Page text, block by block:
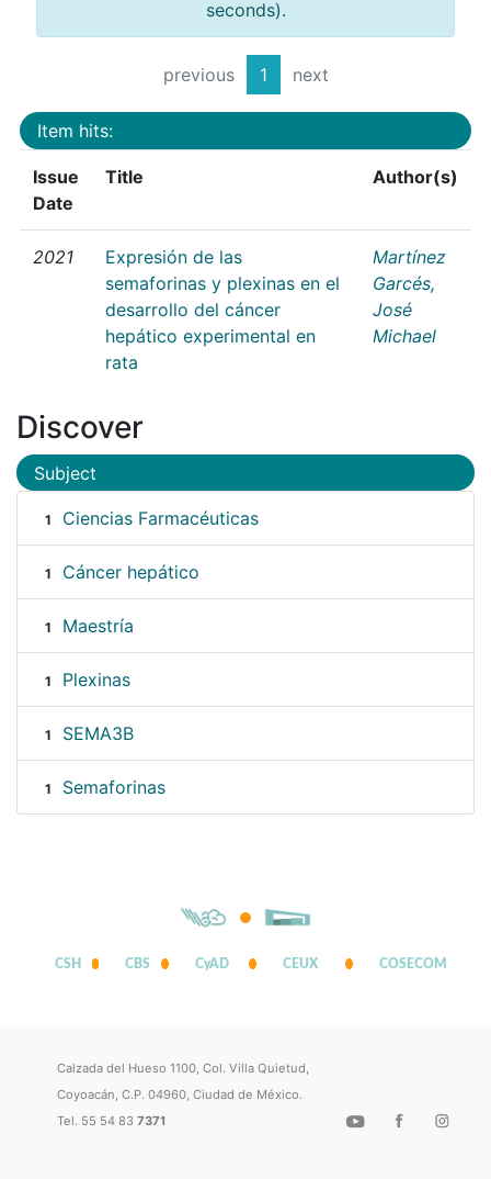
seconds).
previous 1 next
Item hits:
Issue
Date
Title Author(s)
2021
Expresión de las
semaforinas y plexinas en el
desarrollo del cáncer
hepático experimental en
rata
Martínez
Garcés,
José
Michael
Discover
Subject
1 Ciencias Farmacéuticas
1 Cáncer hepático
1 Maestría
1 Plexinas
1 SEMA3B
1 Semaforinas
CSH CBS CyAD CEUX COSECOM
Calzada del Hueso 1100, Col. Villa Quietud,
Coyoacán, C.P. 04960, Ciudad de México.
Tel. 55 54 837371